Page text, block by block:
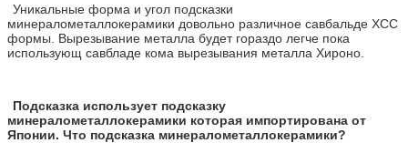
Уникальные форма и угол подсказки
минералометаллокерамики довольно различное савбальде ХСС
формы. Вырезывание металла будет гораздо легче пока
использующ савбладе кома вырезывания металла Хироно.
Подсказка использует подсказку
минералометаллокерамики которая импортирована от
Японии. Что подсказка минералометаллокерамики?